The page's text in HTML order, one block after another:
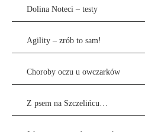
Dolina Noteci – testy
Agility – zrób to sam!
Choroby oczu u owczarków
Z psem na Szczelińcu…